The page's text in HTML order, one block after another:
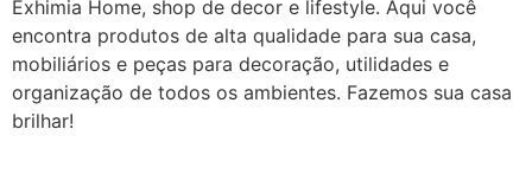
Exhimia Home, shop de decor e lifestyle. Aqui você
encontra produtos de alta qualidade para sua casa,
mobiliários e peças para decoração, utilidades e
organização de todos os ambientes. Fazemos sua casa
brilhar!